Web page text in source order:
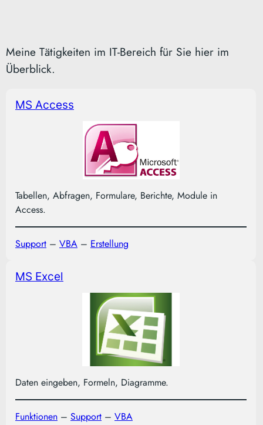
Meine Tätigkeiten im IT-Bereich für Sie hier im
Überblick.
MS Access
Tabellen, Abfragen, Formulare, Berichte, Module in
Access.
Support – VBA – Erstellung
MS Excel
Daten eingeben, Formeln, Diagramme.
Funktionen – Support – VBA